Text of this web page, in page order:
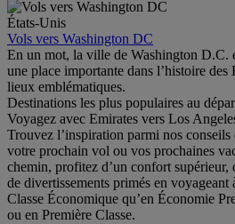
États-Unis
Vols vers Washington DC
En un mot, la ville de Washington D.C.
une place importante dans l’histoire des
lieux emblématiques.
Destinations les plus populaires au
Voyagez avec Emirates vers Los
Trouvez l’inspiration parmi nos conseils
votre prochain vol ou vos prochaines
chemin, profitez d’un confort supérieur,
de divertissements primés en voyageant
Classe Économique qu’en Économie
ou en Première Classe.